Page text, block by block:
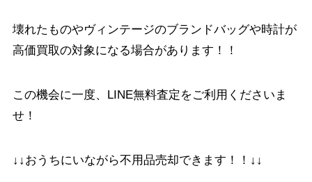
壊れたものやヴィンテージのブランドバッグや時計が
高価買取の対象になる場合があります！！
この機会に一度、LINE無料査定をご利用くださいま
せ！
↓↓おうちにいながら不用品売却できます！！↓↓